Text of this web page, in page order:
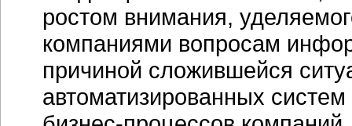
ростом внимания,
компаниями вопросам
причиной сложившейся
автоматизированных